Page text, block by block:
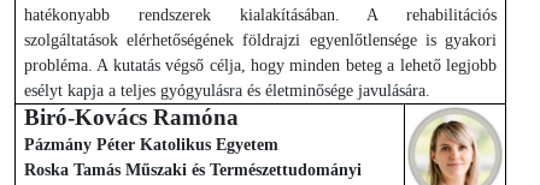
hatékonyabb rendszerek kialakításában. A rehabilitációs
szolgáltatások elérhetőségének földrajzi egyenlőtlensége is gyakori
probléma. A kutatás végső célja, hogy minden beteg a lehető legjobb
esélyt kapja a teljes gyógyulásra és életminősége javulására.
Biró-Kovács Ramóna
Pázmány Péter Katolikus Egyetem
Roska Tamás Műszaki és Természettudományi